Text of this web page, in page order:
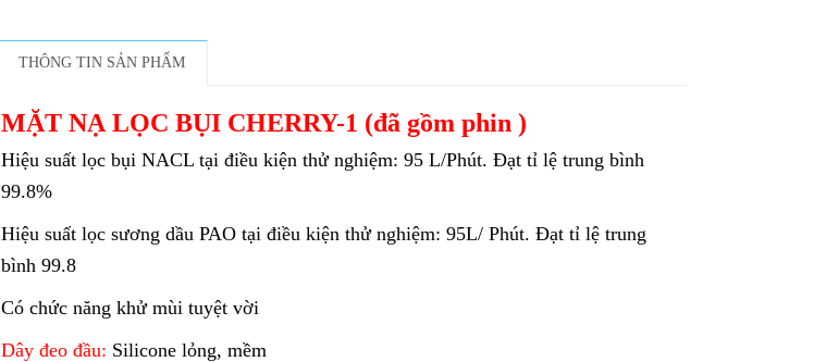
THÔNG TIN SẢN PHẨM
MẶT NẠ LỌC BỤI CHERRY-1 (đã gồm phin )
Hiệu suất lọc bụi NACL tại điều kiện thử nghiệm: 95 L/Phút. Đạt tỉ lệ trung bình
99.8%
Hiệu suất lọc sương dầu PAO tại điều kiện thử nghiệm: 95L/ Phút. Đạt tỉ lệ trung
bình 99.8
Có chức năng khử mùi tuyệt vời
Dây đeo đầu: Silicone lỏng, mềm